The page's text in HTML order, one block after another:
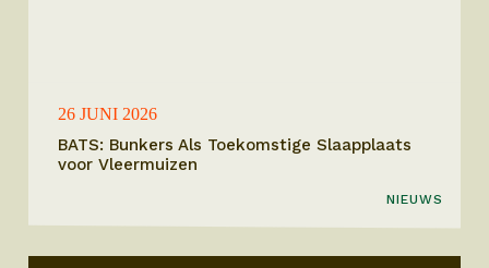
26 JUNI 2026
BATS: Bunkers Als Toekomstige Slaapplaats
voor Vleermuizen
NIEUWS